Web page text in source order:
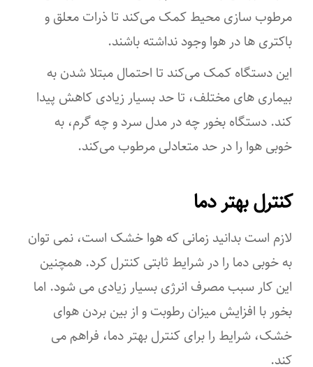
قابلیت‌های ابزار
قابلیت خاموشی خودکار بعد از اتمام آب
اقلام همراه
ظرفیت مخزن آب
حداکثر فضای مناسب
۳۰۰متر مکعب
منبع انرژی
ابعاد
مرطوب سازی محیط کمک می‌کند تا ذرات معلق و
باکتری ها در هوا وجود نداشته باشند.
این دستگاه کمک می‌کند تا احتمال مبتلا شدن به
بیماری های مختلف، تا حد بسیار زیادی کاهش پیدا
کند. دستگاه بخور چه در مدل سرد و چه گرم، به
خوبی هوا را در حد متعادلی مرطوب می‌کند.
کنترل بهتر دما
لازم است بدانید زمانی که هوا خشک است، نمی توان
به خوبی دما را در شرایط ثابتی کنترل کرد. همچنین
این کار سبب مصرف انرژی بسیار زیادی می شود. اما
بخور با افزایش میزان رطوبت و از بین بردن هوای
خشک، شرایط را برای کنترل بهتر دما، فراهم می
کند.